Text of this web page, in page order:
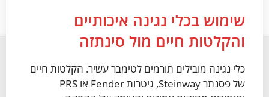
שימוש בכלי נגינה איכותיים
והקלטות חיים מול סינתזה
כלי נגינה מובילים תורמים לטימבר עשיר. הקלטות חיים
של פסנתר Steinway, גיטרות Fender או PRS